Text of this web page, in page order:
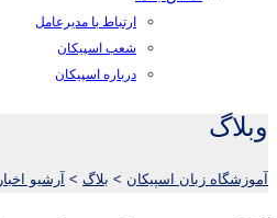
ارتباط با مدیرعامل
شعب اسپیکان
درباره اسپیکان
وبلاگ
آموزشگاه زبان اسپیکان > بلاگ > آرشیو اخبار